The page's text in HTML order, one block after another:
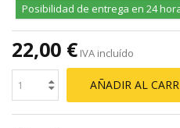
Posibilidad de entrega en 24
22,00 € IVA incluído
AÑADIR AL